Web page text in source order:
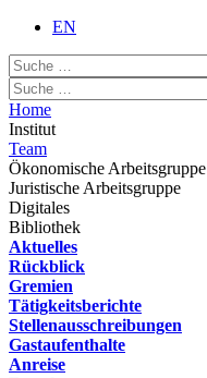
EN
Home
Institut
Team
Ökonomische Arbeitsgruppe
Juristische Arbeitsgruppe
Digitales
Bibliothek
Aktuelles
Rückblick
Gremien
Tätigkeitsberichte
Stellenausschreibungen
Gastaufenthalte
Anreise